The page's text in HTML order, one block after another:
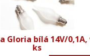
Gloria bílá 14V/
ks